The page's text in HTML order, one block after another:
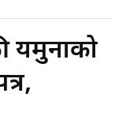
यमुनाको